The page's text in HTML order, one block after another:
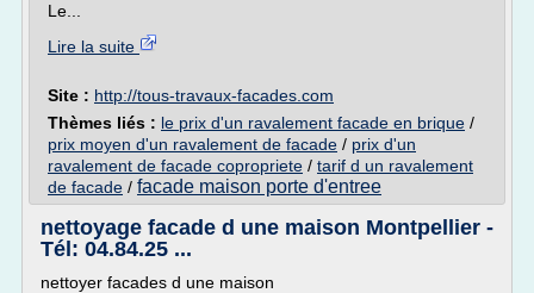
Le...
Lire la suite
Site : http://tous-travaux-facades.com
Thèmes liés : le prix d'un ravalement facade en brique /
prix moyen d'un ravalement de facade / prix d'un
ravalement de facade copropriete / tarif d un ravalement
de facade / facade maison porte d'entree
nettoyage facade d une maison Montpellier -
Tél: 04.84.25 ...
nettoyer facades d une maison